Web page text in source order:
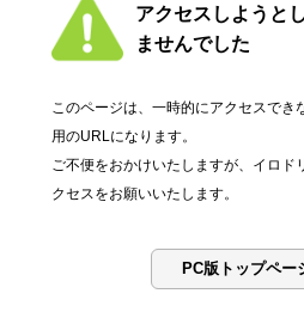
アクセスしようと
ませんでした
このページは、一時的にアクセスでき
用のURLになります。
ご不便をおかけいたしますが、イロド
クセスをお願いいたします。
PC版トップペ